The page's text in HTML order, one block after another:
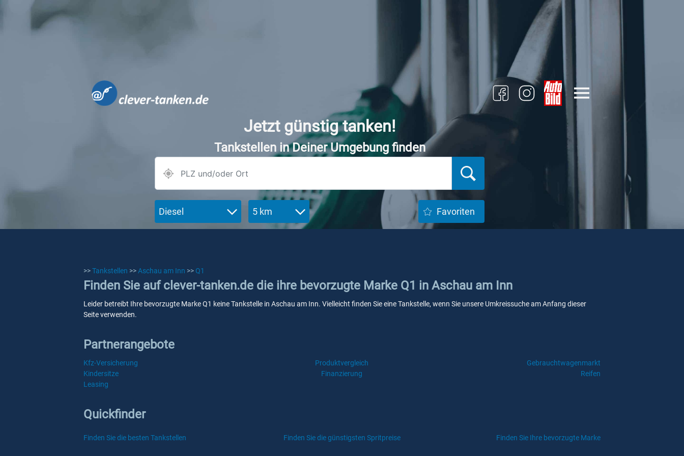
Jetzt günstig tanken!
Tankstellen in Deiner Umgebung finden
Diesel 5 km Favoriten
>>Tankstellen >>Aschau am Inn >> Q1
Finden Sie auf clever-tanken.de die ihre bevorzugte Marke Q1 in Aschau am Inn
Leider betreibt Ihre bevorzugte Marke Q1 keine Tankstelle in Aschau am Inn. Vielleicht finden Sie eine Tankstelle, wenn Sie unsere Umkreissuche am Anfang dieser
Seite verwenden.
Partnerangebote
Kfz-Versicherung Produktvergleich
Gebrauchtwagenmarkt
Kindersitze
Finanzierung
Reifen
Leasing
Quickfinder
Finden Sie die besten Tankstellen Finden Sie die günstigsten Spritpreise Finden Sie Ihre bevorzugte Marke